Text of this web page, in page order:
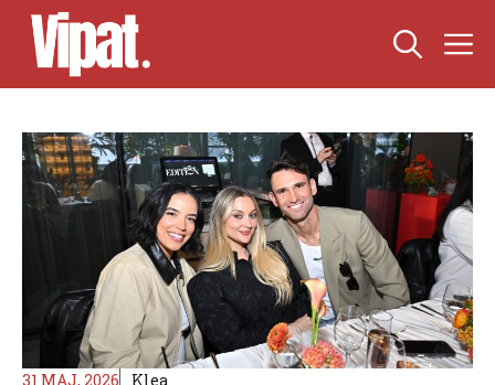
Skip
content
31 MAJ, 2026 Klea